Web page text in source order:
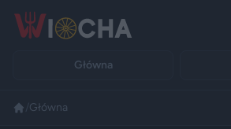
Główna
Główna